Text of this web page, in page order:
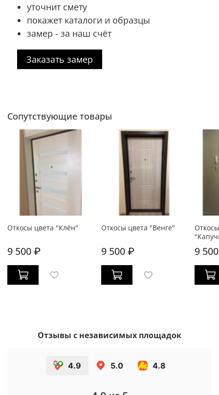
уточнит смету
покажет каталоги и образцы
замер - за наш счёт
Заказать замер
Сопутствующие товары
Откосы цвета "Клён"
9 500 ₽
Откосы цвета "Венге"
9 500 ₽ 9
Отзывы с независимых площадок
4.9 5.0 4.8